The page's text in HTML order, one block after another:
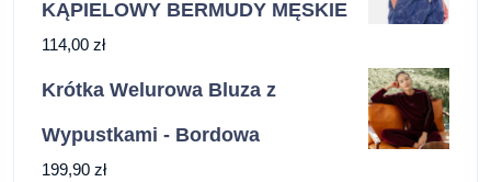
KĄPIELOWY BERMUDY MĘSKIE
114,00 zł
Krótka Welurowa Bluza z
Wypustkami - Bordowa
199,90 zł